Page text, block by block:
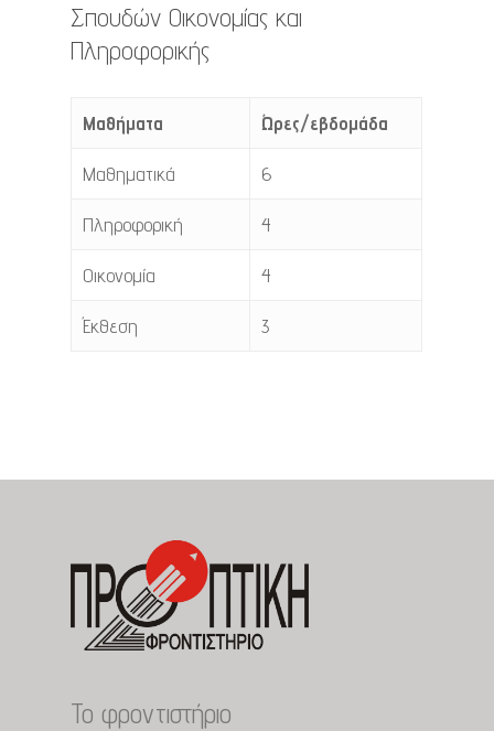
Σπουδών Οικονομίας και
Πληροφορικής
Μαθήματα Ώρες/εβδομάδα
Μαθηματικά 6
Πληροφορική 4
Οικονομία 4
Έκθεση 3
Το φροντιστήριο